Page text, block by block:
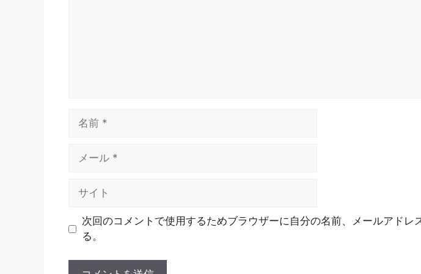
次回のコメントで使用するためブラウザーに自分の名前、メールアドレ
る。